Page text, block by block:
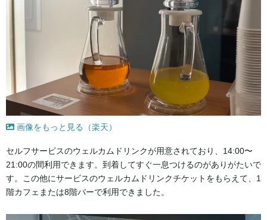
画像をもっと見る（楽天）
セルフサービスのウェルカムドリンクが用意されており、14:00〜
21:00の間利用できます。到着してすぐ一息つけるのがありがたいで
す。この他にサービスのウェルカムドリンクチケットをもらえて、1
階カフェまたは8階バーで利用できました。